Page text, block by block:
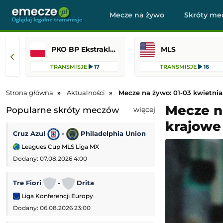
Mecze na żywo Skróty
PKO BP Ekstraklasa
TRANSMISJE 17
MLS
TRANSMISJE 16
Strona główna Aktualności Mecze na żywo: 01-03
Popularne skróty meczów więcej
Cruz Azul - Philadelphia Union
Leagues Cup MLS Liga MX
Dodany: 07.08.2026 4:00
Tre Fiori - Drita
Liga Konferencji Europy
Dodany: 06.08.2026 23:00
Bristol City -
Dodany: 06.08.2026
HNK Rijeka
Liga Konferencji
Dodany: 06.08.2026
Mecze